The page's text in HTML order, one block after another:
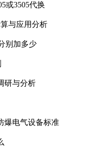
或3505代换
与应用分析
别加多少
研与分析
爆电气设备标准